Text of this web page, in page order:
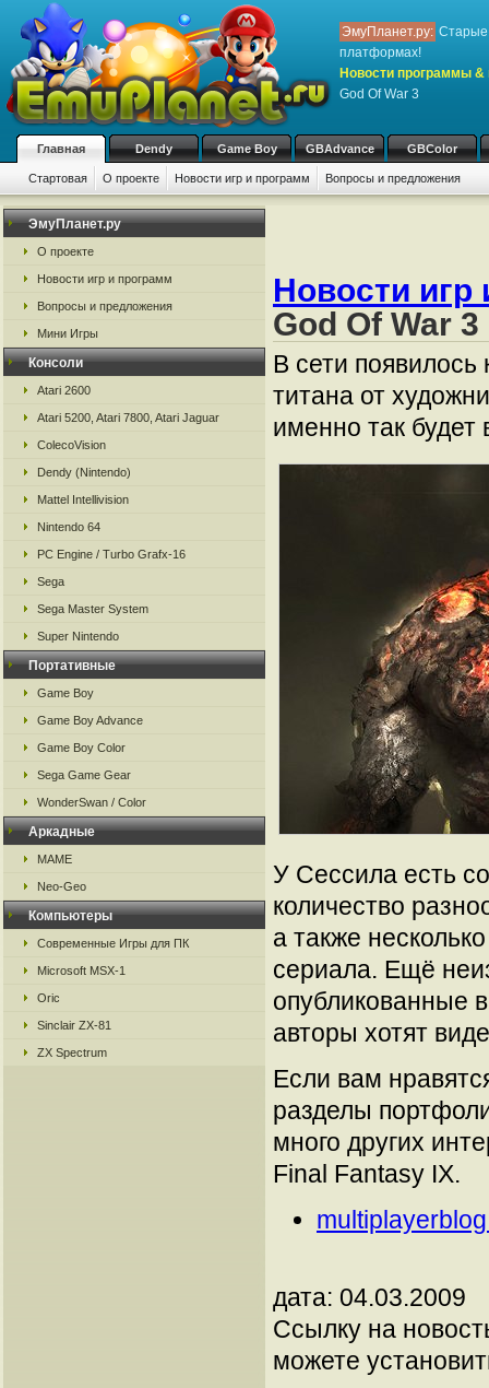
ЭмуПланет.ру: Старые
платформах!
Новости программы &
God Of War 3
Главная Dendy Game Boy GBAdvance GBColor
Стартовая О проекте Новости игр и программ Вопросы и предложения
ЭмуПланет.ру
О проекте
Новости игр и программ
Вопросы и предложения
Мини Игры
Консоли
Atari 2600
Atari 5200, Atari 7800, Atari Jaguar
ColecoVision
Dendy (Nintendo)
Mattel Intellivision
Nintendo 64
PC Engine / Turbo Grafx-16
Sega
Sega Master System
Super Nintendo
Портативные
Game Boy
Game Boy Advance
Game Boy Color
Sega Game Gear
WonderSwan / Color
Аркадные
MAME
Neo-Geo
Компьютеры
Современные Игры для ПК
Microsoft MSX-1
Oric
Sinclair ZX-81
ZX Spectrum
Новости игр
God Of War 3
В сети появилось
титана от
именно так будет
У Сессила есть
количество
а также
сериала. Ещё
опубликованные
авторы хотят
Если вам
разделы
много других
Final Fantasy IX.
дата: 04.03.2009
Ссылку на
можете